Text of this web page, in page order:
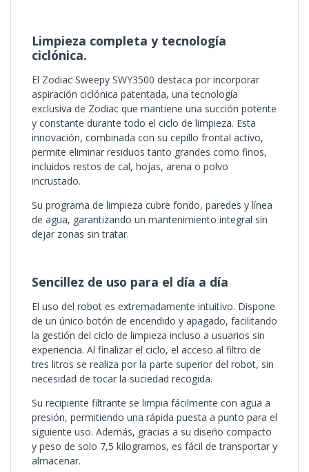
Limpieza completa y tecnología
ciclónica.
El Zodiac Sweepy SWY3500 destaca por incorporar
aspiración ciclónica patentada, una tecnología
exclusiva de Zodiac que mantiene una succión potente
y constante durante todo el ciclo de limpieza. Esta
innovación, combinada con su cepillo frontal activo,
permite eliminar residuos tanto grandes como finos,
incluidos restos de cal, hojas, arena o polvo
incrustado.
Su programa de limpieza cubre fondo, paredes y línea
de agua, garantizando un mantenimiento integral sin
dejar zonas sin tratar.
Sencillez de uso para el día a día
El uso del robot es extremadamente intuitivo. Dispone
de un único botón de encendido y apagado, facilitando
la gestión del ciclo de limpieza incluso a usuarios sin
experiencia. Al finalizar el ciclo, el acceso al filtro de
tres litros se realiza por la parte superior del robot, sin
necesidad de tocar la suciedad recogida.
Su recipiente filtrante se limpia fácilmente con agua a
presión, permitiendo una rápida puesta a punto para el
siguiente uso. Además, gracias a su diseño compacto
y peso de solo 7,5 kilogramos, es fácil de transportar y
almacenar.